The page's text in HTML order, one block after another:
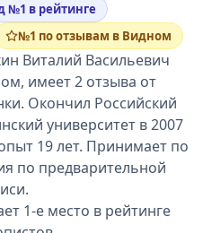
№1 в рейтинге
№1 по отзывам в Видном
Виталий Васильевич
имеет 2 отзыва от
Окончил Российский
университет в 2007
19 лет. Принимает по
по предварительной
1-е место в рейтинге